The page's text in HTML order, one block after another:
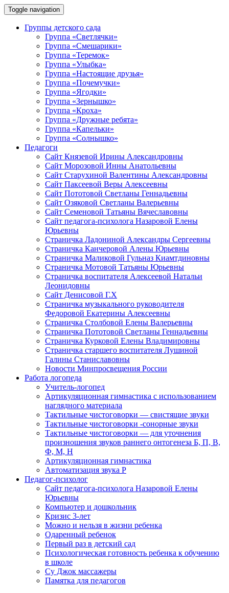
Toggle navigation
Группы детского сада
Группа «Светлячки»
Группа «Смешарики»
Группа «Теремок»
Группа «Улыбка»
Группа «Настоящие друзья»
Группа «Почемучки»
Группа «Ягодки»
Группа «Зернышко»
Группа «Кроха»
Группа «Дружные ребята»
Группа «Капельки»
Группа «Солнышко»
Педагоги
Сайт Князевой Ирины Александровны
Сайт Морозовой Инны Анатольевны
Сайт Старухиной Валентины Александровны
Сайт Паксеевой Веры Алексеевны
Сайт Пототовой Светланы Геннадьевны
Сайт Озяковой Светланы Валерьевны
Сайт Семеновой Татьяны Вячеславовны
Сайт педагога-психолога Назаровой Елены
Юрьевны
Страничка Ладониной Александры Сергеевны
Страничка Канчеровой Алены Юрьевны
Страничка Маликовой Гульназ Киамтдиновны
Страничка Мотовой Татьяны Юрьевны
Cтраничка воспитателя Алексеевой Натальи
Леонидовны
Сайт Денисовой Г.Х
Страничка музыкального руководителя
Федоровой Екатерины Алексеевны
Страничка Столбовой Елены Валерьевны
Страничка Пототовой Светланы Геннадьевны
Страничка Курковой Елены Владимировны
Страничка старшего воспитателя Лушиной
Галины Станиславовны
Новости Минпросвещения России
Работа логопеда
Учитель-логопед
Артикуляционная гимнастика с использованием
наглядного материала
Тактильные чистоговорки — свистящие звуки
Тактильные чистоговорки -сонорные звуки
Тактильные чистоговорки — для уточнения
произношения звуков раннего онтогенеза Б, П, В,
Ф, М, Н
Артикуляционная гимнастика
Автоматизация звука Р
Педагог-психолог
Сайт педагога-психолога Назаровой Елены
Юрьевны
Компьютер и дошкольник
Кризис 3-лет
Можно и нельзя в жизни ребенка
Одаренный ребенок
Первый раз в детский сад
Психологическая готовность ребенка к обучению
в школе
Су Джок массажеры
Памятка для педагогов